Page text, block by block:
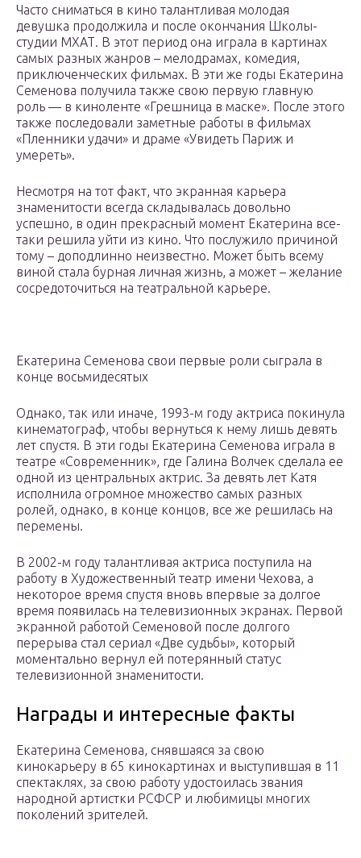
Часто сниматься в кино талантливая молодая
девушка продолжила и после окончания Школы-
студии МХАТ. В этот период она играла в картинах
самых разных жанров – мелодрамах, комедия,
приключенческих фильмах. В эти же годы Екатерина
Семенова получила также свою первую главную
роль — в киноленте «Грешница в маске». После этого
также последовали заметные работы в фильмах
«Пленники удачи» и драме «Увидеть Париж и
умереть».
Несмотря на тот факт, что экранная карьера
знаменитости всегда складывалась довольно
успешно, в один прекрасный момент Екатерина все-
таки решила уйти из кино. Что послужило причиной
тому – доподлинно неизвестно. Может быть всему
виной стала бурная личная жизнь, а может – желание
сосредоточиться на театральной карьере.
Екатерина Семенова свои первые роли сыграла в
конце восьмидесятых
Однако, так или иначе, 1993-м году актриса покинула
кинематограф, чтобы вернуться к нему лишь девять
лет спустя. В эти годы Екатерина Семенова играла в
театре «Современник», где Галина Волчек сделала ее
одной из центральных актрис. За девять лет Катя
исполнила огромное множество самых разных
ролей, однако, в конце концов, все же решилась на
перемены.
В 2002-м году талантливая актриса поступила на
работу в Художественный театр имени Чехова, а
некоторое время спустя вновь впервые за долгое
время появилась на телевизионных экранах. Первой
экранной работой Семеновой после долгого
перерыва стал сериал «Две судьбы», который
моментально вернул ей потерянный статус
телевизионной знаменитости.
Награды и интересные факты
Екатерина Семенова, снявшаяся за свою
кинокарьеру в 65 кинокартинах и выступившая в 11
спектаклях, за свою работу удостоилась звания
народной артистки РСФСР и любимицы многих
поколений зрителей.